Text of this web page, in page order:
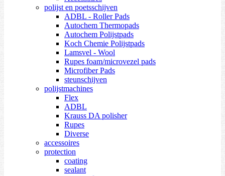
polijst en poetsschijven
ADBL - Roller Pads
Autochem Thermopads
Autochem Polijstpads
Koch Chemie Polijstpads
Lamsvel - Wool
Rupes foam/microvezel pads
Microfiber Pads
steunschijven
polijstmachines
Flex
ADBL
Krauss DA polisher
Rupes
Diverse
accessoires
protection
coating
sealant